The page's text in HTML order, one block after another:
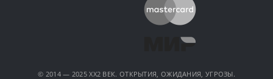
© 2014 — 2025 XX2 ВЕК. ОТКРЫТИЯ, ОЖИДАНИЯ, УГРОЗЫ.